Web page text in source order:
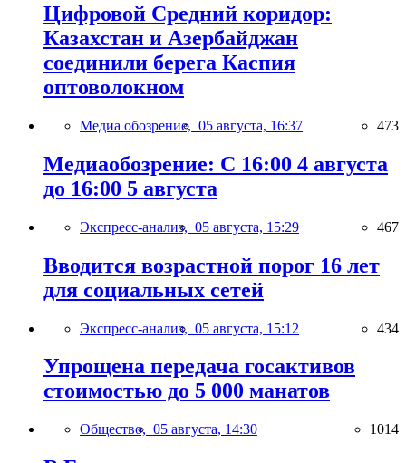
Цифровой Средний коридор:
Казахстан и Азербайджан
соединили берега Каспия
оптоволокном
Медиа обозрение, 05 августа, 16:37 473
Медиаобозрение: С 16:00 4 августа
до 16:00 5 августа
Экспресс-анализ, 05 августа, 15:29 467
Вводится возрастной порог 16 лет
для социальных сетей
Экспресс-анализ, 05 августа, 15:12 434
Упрощена передача госактивов
стоимостью до 5 000 манатов
Общество, 05 августа, 14:30 1014